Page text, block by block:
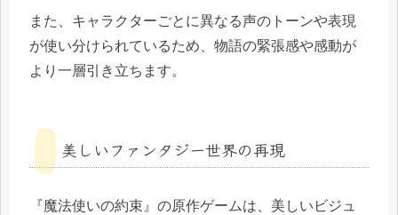
また、キャラクターごとに異なる声のトーンや表現
が使い分けられているため、物語の緊張感や感動が
より一層引き立ちます。
美しいファンタジー世界の再現
『魔法使いの約束』の原作ゲームは、美しいビジュ